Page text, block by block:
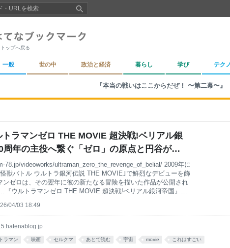
トップへ戻る
一般 世の中 政治と経済 暮らし 学び テク
『本当の戦いはここからだぜ！ 〜第二幕〜』
ラマンゼロ THE MOVIE 超決戦!ベリアル銀
周年の主役へ繋ぐ「ゼロ」の原点と円谷が挑
スター・ウォーズ」 - 本当の戦いはここから
二幕〜
78.jp/videoworks/ultraman_zero_the_revenge_of_belial/ 2009年に
獣バトル ウルトラ銀河伝説 THE MOVIE｣で鮮烈なデビューを飾
ンゼロは、その翌年に彼の新たなる冒険を描いた作品が公開され
ウルトラマンゼロ THE MOVIE 超決戦!ベリアル銀河帝国』
声がけを頂き、ブロガーの友人そして先輩方とのブログ横断企画
ション」に参加させていただきました。今回は「ウルトラマン
分に語る機会を頂いた。 前回、第2回を担当された結騎 了さんが
怪獣バトル ウルトラ銀河伝説 THE MOVIE｣の感想は、もう共感に
なく、巨大特撮が迎えた冬の
04/03 18:49
ラマン 映画 セルクマ あとで読む 宇宙 movie これはすごい